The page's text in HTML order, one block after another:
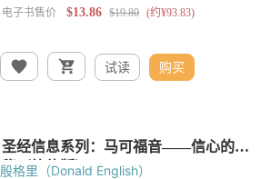
试读 购买
殷格里（Donald English）